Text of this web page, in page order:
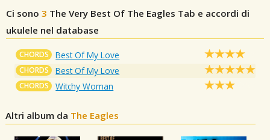
Ci sono 3 The Very Best Of The Eagles Tab e accordi di
ukulele nel database
CHORDS Best Of My Love
CHORDS Best Of My Love
CHORDS Witchy Woman
Altri album da The Eagles